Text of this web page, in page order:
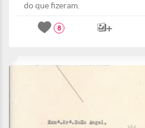
do que fizeram.
8